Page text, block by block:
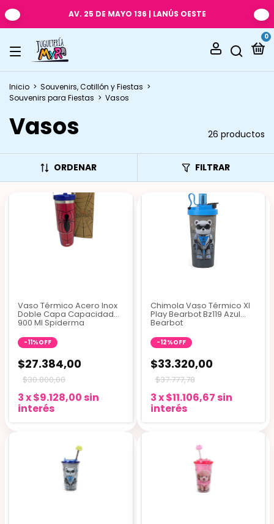
AV. 25 DE MAYO 136 | LANÚS OESTE
0
Inicio > Souvenirs, Cotillón y Fiestas >
Souvenirs para Fiestas > Vasos
Vasos 26 productos
ORDENAR FILTRAR
Vaso Térmico Acero Inox
Doble Capa Capacidad
900 Ml Spiderma
-11%OFF
$27.384,00
$30.800,00
3x$9.128,00 sin
interés
Chimola Vaso Térmico Xl
Play Bearbot Bz119 Azul
Bearbot
-12%OFF
$33.320,00
$37.777,78
3x$11.106,67 sin
interés